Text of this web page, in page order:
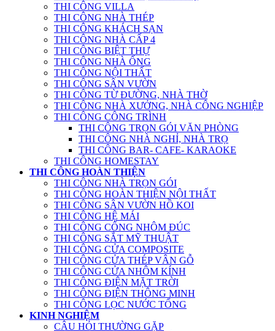
THI CÔNG VILLA
THI CÔNG NHÀ THÉP
THI CÔNG KHÁCH SẠN
THI CÔNG NHÀ CẤP 4
THI CÔNG BIỆT THỰ
THI CÔNG NHÀ ỐNG
THI CÔNG NỘI THẤT
THI CÔNG SÂN VƯỜN
THI CÔNG TỪ ĐƯỜNG, NHÀ THỜ
THI CÔNG NHÀ XƯỞNG, NHÀ CÔNG NGHIỆP
THI CÔNG CÔNG TRÌNH
THI CÔNG TRỌN GÓI VĂN PHÒNG
THI CÔNG NHÀ NGHỈ, NHÀ TRỌ
THI CÔNG BAR- CAFE- KARAOKE
THI CÔNG HOMESTAY
THI CÔNG HOÀN THIỆN
THI CÔNG NHÀ TRỌN GÓI
THI CÔNG HOÀN THIỆN NỘI THẤT
THI CÔNG SÂN VƯỜN HỒ KOI
THI CÔNG HỆ MÁI
THI CÔNG CỔNG NHÔM ĐÚC
THI CÔNG SẮT MỸ THUẬT
THI CÔNG CỬA COMPOSITE
THI CÔNG CỬA THÉP VÂN GỖ
THI CÔNG CỬA NHÔM KÍNH
THI CÔNG ĐIỆN MẶT TRỜI
THI CÔNG ĐIỆN THÔNG MINH
THI CÔNG LỌC NƯỚC TỔNG
KINH NGHIỆM
CÂU HỎI THƯỜNG GẶP